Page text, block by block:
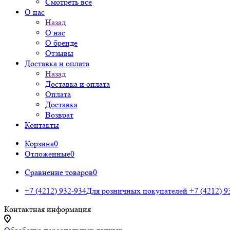
О нас
Назад
О нас
О бренде
Отзывы
Доставка и оплата
Назад
Доставка и оплата
Оплата
Доставка
Возврат
Контакты
Корзина0
Отложенные0
Сравнение товаров0
+7 (4212) 932-934Для розничных покупателей +7 (4212)
Контактная информация